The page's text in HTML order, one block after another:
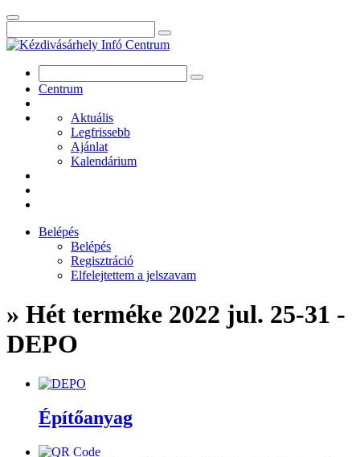
Centrum
Aktuális
Legfrissebb
Ajánlat
Kalendárium
Belépés
Belépés
Regisztráció
Elfelejtettem a jelszavam
» Hét terméke 2022 jul. 25-31 -
DEPO
Építőanyag